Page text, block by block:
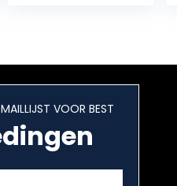
VOOR BEST